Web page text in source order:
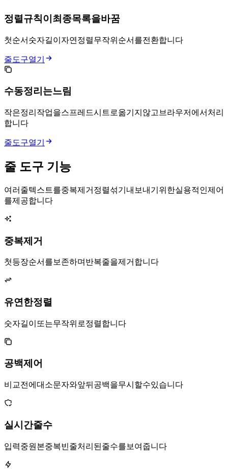
정렬 규칙이 최종 목록을 바꿈
첫 순서, A-Z, Z-A, 숫자, 길이, 자연 정렬, 무작위 순서를 전환합니다.
줄 도구 열기
수동 정리는 느림
작은 정리 작업을 스프레드시트로 옮기지 않고 브라우저에서 처리
합니다.
줄 도구 열기
줄 도구 기능
여러 줄 텍스트를 중복 제거, 정렬, 섞기, 내보내기 위한 실용적인 제어
를 제공합니다.
중복 제거
첫 등장 순서를 보존하며 반복 줄을 제거합니다.
유연한 정렬
A-Z, Z-A, 숫자, 길이 또는 무작위로 정렬합니다.
공백 제어
비교 전에 대소문자와 앞뒤 공백을 무시할 수 있습니다.
실시간 줄 수
입력 중 원본, 중복, 빈 줄, 처리된 줄 수를 보여줍니다.